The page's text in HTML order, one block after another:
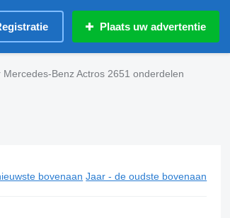
Plaats uw advertentie
Mercedes-Benz Actros 2651 onderdelen
bovenaan Jaar - de oudste bovenaan